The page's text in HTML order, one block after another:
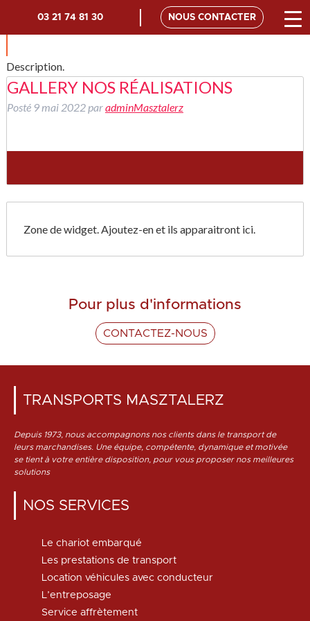
03 21 74 81 30 NOUS CONTACTER
Description.
GALLERY NOS RÉALISATIONS
Posté 9 mai 2022 paradminMasztalerz
Zone de widget. Ajoutez-en et ils apparaitront ici.
Pour plus d'informations
CONTACTEZ-NOUS
TRANSPORTS MASZTALERZ
Depuis 1973, nous accompagnons nos clients dans le transport de
leurs marchandises. Une équipe, compétente, dynamique et motivée
se tient à votre entière disposition, pour vous proposer nos meilleures
solutions
NOS SERVICES
Le chariot embarqué
Les prestations de transport
Location véhicules avec conducteur
L’entreposage
Service affrètement